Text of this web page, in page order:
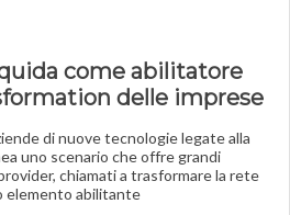
come abilitatore
delle imprese
di nuove tecnologie legate alla
uno scenario che offre grandi
chiamati a trasformare la rete
elemento abilitante